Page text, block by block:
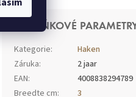
DOPLŇKOVÉ
Kategorie:
Haken
Záruka:
2 jaar
EAN:
4008838294789
Breedte cm:
3